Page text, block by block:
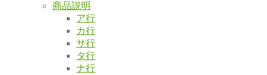
商品説明
ア行
カ行
サ行
タ行
ナ行